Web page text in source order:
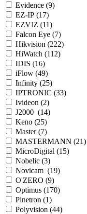
Evidence (9)
EZ-IP (17)
EZVIZ (11)
Falcon Eye (7)
Hikvision (222)
HiWatch (112)
IDIS (16)
iFlow (49)
Infinity (25)
IPTRONIC (33)
Ivideon (2)
J2000 (14)
Keno (25)
Master (7)
MASTERMANN (21)
MicroDigital (15)
Nobelic (3)
Novicam (19)
O'ZERO (9)
Optimus (170)
Pinetron (1)
Polyvision (44)